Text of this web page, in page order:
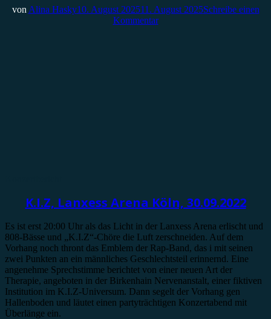
von Alina Hasky10. August 202511. August 2025Schreibe einen
Kommentar
K.I.Z, Lanxess Arena Köln, 30.09.2022
Es ist erst 20:00 Uhr als das Licht in der Lanxess Arena erlischt und
808-Bässe und „K.I.Z“-Chöre die Luft zerschneiden. Auf dem
Vorhang noch thront das Emblem der Rap-Band, das i mit seinen
zwei Punkten an ein männliches Geschlechtsteil erinnernd. Eine
angenehme Sprechstimme berichtet von einer neuen Art der
Therapie, angeboten in der Birkenhain Nervenanstalt, einer fiktiven
Institution im K.I.Z-Universum. Dann segelt der Vorhang gen
Hallenboden und läutet einen partyträchtigen Konzertabend mit
Überlänge ein.